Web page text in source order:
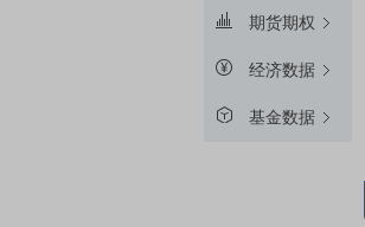
期货期权
经济数据
基金数据